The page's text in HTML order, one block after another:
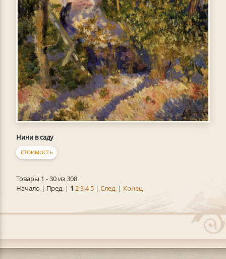
Нини в саду
СТОИМОСТЬ
Товары 1 - 30 из 308
Начало | Пред. | 1 234 5 | След. | Конец